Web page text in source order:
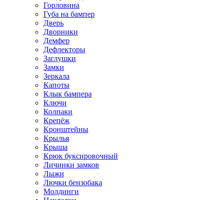
Горловина
Губа на бампер
Дверь
Дворники
Демфер
Дефлекторы
Заглушки
Замки
Зеркала
Капоты
Клык бампера
Ключи
Колпаки
Крепёж
Кронштейны
Крылья
Крыша
Крюк буксировочный
Личинки замков
Лыжи
Лючки бензобака
Молдинги